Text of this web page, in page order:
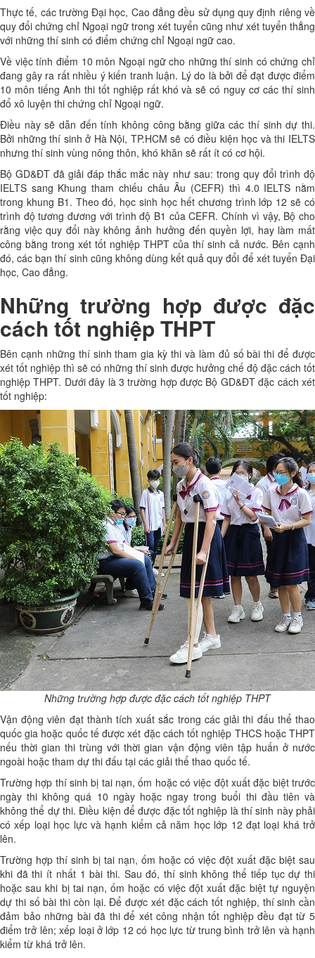
Thực tế, các trường Đại học, Cao đẳng đều sử dụng quy định riêng về
quy đổi chứng chỉ Ngoại ngữ trong xét tuyển cũng như xét tuyển thẳng
với những thí sinh có điểm chứng chỉ Ngoại ngữ cao.
Về việc tính điểm 10 môn Ngoại ngữ cho những thí sinh có chứng chỉ
đang gây ra rất nhiều ý kiến tranh luận. Lý do là bởi để đạt được điểm
10 môn tiếng Anh thi tốt nghiệp rất khó và sẽ có nguy cơ các thí sinh
đổ xô luyện thi chứng chỉ Ngoại ngữ.
Điều này sẽ dẫn đến tính không công bằng giữa các thí sinh dự thi.
Bởi những thí sinh ở Hà Nội, TP.HCM sẽ có điều kiện học và thi IELTS
nhưng thí sinh vùng nông thôn, khó khăn sẽ rất ít có cơ hội.
Bộ GD&ĐT đã giải đáp thắc mắc này như sau: trong quy đổi trình độ
IELTS sang Khung tham chiếu châu Âu (CEFR) thì 4.0 IELTS nằm
trong khung B1. Theo đó, học sinh học hết chương trình lớp 12 sẽ có
trình độ tương đương với trình độ B1 của CEFR. Chính vì vậy, Bộ cho
rằng việc quy đổi này không ảnh hưởng đến quyền lợi, hay làm mất
công bằng trong xét tốt nghiệp THPT của thí sinh cả nước. Bên cạnh
đó, các bạn thí sinh cũng không dùng kết quả quy đổi để xét tuyển Đại
học, Cao đẳng.
Những trường hợp được đặc
cách tốt nghiệp THPT
Bên cạnh những thí sinh tham gia kỳ thi và làm đủ số bài thi để được
xét tốt nghiệp thì sẽ có những thí sinh được hưởng chế độ đặc cách tốt
nghiệp THPT. Dưới đây là 3 trường hợp được Bộ GD&ĐT đặc cách xét
tốt nghiệp:
Những trường hợp được đặc cách tốt nghiệp THPT
Vận động viên đạt thành tích xuất sắc trong các giải thi đấu thể thao
quốc gia hoặc quốc tế được xét đặc cách tốt nghiệp THCS hoặc THPT
nếu thời gian thi trùng với thời gian vận động viên tập huấn ở nước
ngoài hoặc tham dự thi đấu tại các giải thể thao quốc tế.
Trường hợp thí sinh bị tai nạn, ốm hoặc có việc đột xuất đặc biệt trước
ngày thi không quá 10 ngày hoặc ngay trong buổi thi đầu tiên và
không thể dự thi. Điều kiện để được đặc tốt nghiệp là thí sinh này phải
có xếp loại học lực và hạnh kiểm cả năm học lớp 12 đạt loại khá trở
lên.
Trường hợp thí sinh bị tai nạn, ốm hoặc có việc đột xuất đặc biệt sau
khi đã thi ít nhất 1 bài thi. Sau đó, thí sinh không thể tiếp tục dự thi
hoặc sau khi bị tai nạn, ốm hoặc có việc đột xuất đặc biệt tự nguyện
dự thi số bài thi còn lại. Để được xét đặc cách tốt nghiệp, thí sinh cần
đảm bảo những bài đã thi để xét công nhận tốt nghiệp đều đạt từ 5
điểm trở lên; xếp loại ở lớp 12 có học lực từ trung bình trở lên và hạnh
kiểm từ khá trở lên.